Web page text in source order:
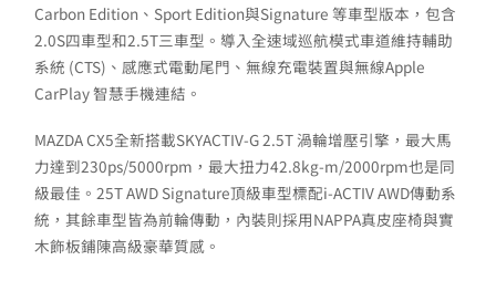
Carbon Edition、Sport Edition與Signature 等車型版本，包含
2.0S四車型和2.5T三車型。導入全速域巡航模式車道維持輔助
系統 (CTS)、感應式電動尾門、無線充電裝置與無線Apple
CarPlay 智慧手機連結。
MAZDA CX5全新搭載SKYACTIV-G 2.5T 渦輪增壓引擎，最大馬
力達到230ps/5000rpm，最大扭力42.8kg-m/2000rpm也是同
級最佳。25T AWD Signature頂級車型標配i-ACTIV AWD傳動系
統，其餘車型皆為前輪傳動，內裝則採用NAPPA真皮座椅與實
木飾板鋪陳高級豪華質感。